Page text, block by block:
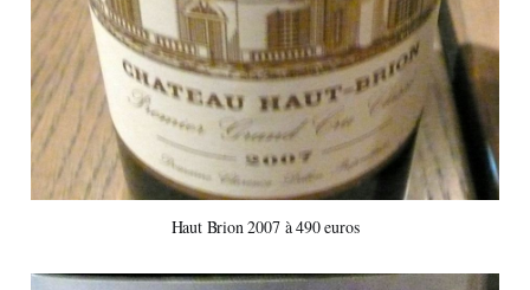
Haut Brion 2007 à 490 euros